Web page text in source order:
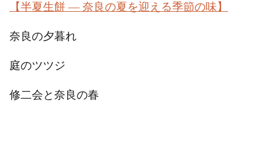
【半夏生餅 ― 奈良の夏を迎える季節の味】
奈良の夕暮れ
庭のツツジ
修二会と奈良の春